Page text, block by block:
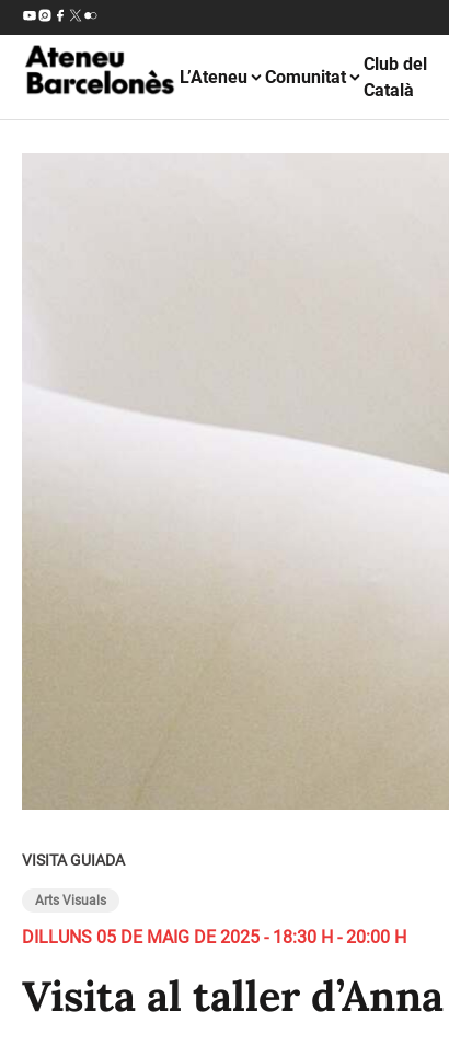
L’Ateneu Comunitat
Club del
Català
VISITA GUIADA
Arts Visuals
DILLUNS 05 DE MAIG DE 2025 - 18:30 H - 20:00 H
Visita al taller